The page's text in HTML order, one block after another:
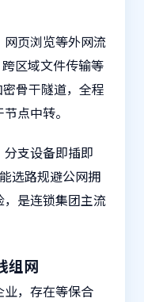
页浏览等外网流
区域文件传输等
骨干隧道，全程
点中转。
支设备即插即
选路规避公网拥
是连锁集团主流
组网
，存在等保合